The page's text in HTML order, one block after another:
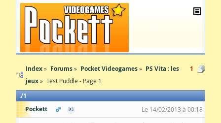
Index Forums Pocket Videogames
PS Vita : les
jeux
Test Puddle - Page 1
1
1
Pockett
Le 14/02/2013 à 00:18